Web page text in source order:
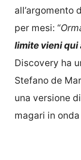
all’argomento
per mesi: “
limite vieni qui
Discovery ha
Stefano de
una versione di
magari in